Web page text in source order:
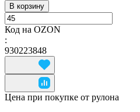
В корзину
Код на OZON
:
930223848
Цена при покупке от рулона